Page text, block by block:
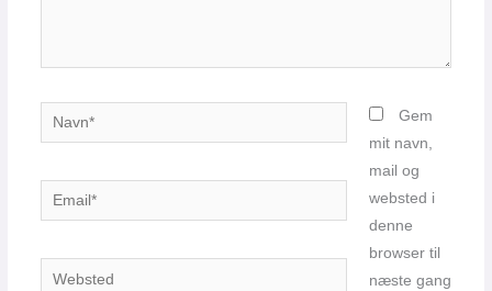
Navn*
Email*
Websted
Gem
mit navn,
mail og
websted i
denne
browser til
næste gang